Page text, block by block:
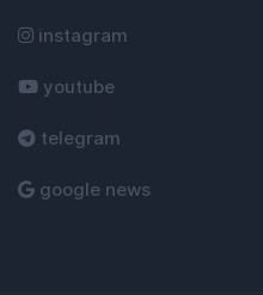
instagram
youtube
telegram
google news